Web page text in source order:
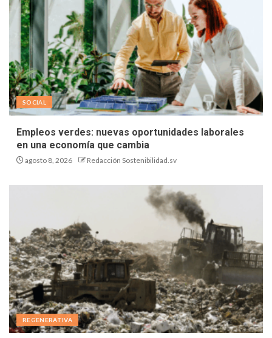
SOCIAL
Empleos verdes: nuevas oportunidades laborales
en una economía que cambia
agosto 8, 2026 Redacción Sostenibilidad.sv
REGENERATIVA